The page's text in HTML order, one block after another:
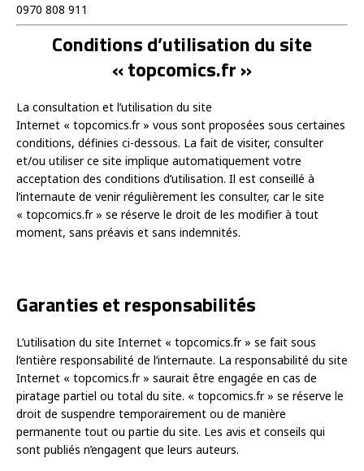
0970 808 911
Conditions d’utilisation du site
« topcomics.fr »
La consultation et l’utilisation du site
Internet « topcomics.fr » vous sont proposées sous certaines
conditions, définies ci-dessous. La fait de visiter, consulter
et/ou utiliser ce site implique automatiquement votre
acceptation des conditions d’utilisation. Il est conseillé à
l’internaute de venir régulièrement les consulter, car le site
« topcomics.fr » se réserve le droit de les modifier à tout
moment, sans préavis et sans indemnités.
Garanties et responsabilités
L’utilisation du site Internet « topcomics.fr » se fait sous
l’entière responsabilité de l’internaute. La responsabilité du site
Internet « topcomics.fr » saurait être engagée en cas de
piratage partiel ou total du site. « topcomics.fr » se réserve le
droit de suspendre temporairement ou de manière
permanente tout ou partie du site. Les avis et conseils qui
sont publiés n’engagent que leurs auteurs.